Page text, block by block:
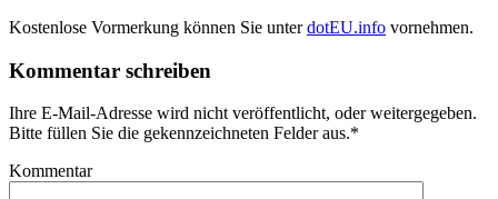
Kostenlose Vormerkung können Sie unterdotEU.info vornehmen.
Kommentar schreiben
Ihre E-Mail-Adresse wird nicht veröffentlicht, oder weitergegeben.
Bitte füllen Sie die gekennzeichneten Felder aus.*
Kommentar